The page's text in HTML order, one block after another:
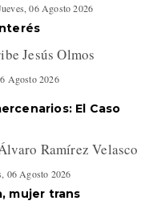
06 Agosto 2026
Jesús Olmos
Agosto 2026
El Caso
Ramírez Velasco
06 Agosto 2026
mujer trans